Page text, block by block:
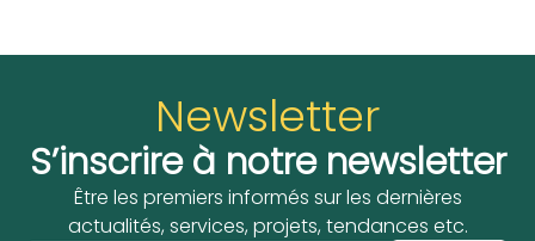
Newsletter
S’inscrire à notre newsletter
Être les premiers informés sur les dernières
actualités, services, projets, tendances etc.